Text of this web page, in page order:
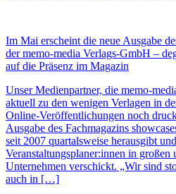
Im Mai erscheint die neue Ausgabe
der memo-media Verlags-GmbH –
auf die Präsenz im Magazin
Unser Medienpartner, die memo-
aktuell zu den wenigen Verlagen in
Online-Veröffentlichungen noch
Ausgabe des Fachmagazins
seit 2007 quartalsweise herausgibt
Veranstaltungsplaner:innen in großen
Unternehmen verschickt. „Wir sind
auch in […]